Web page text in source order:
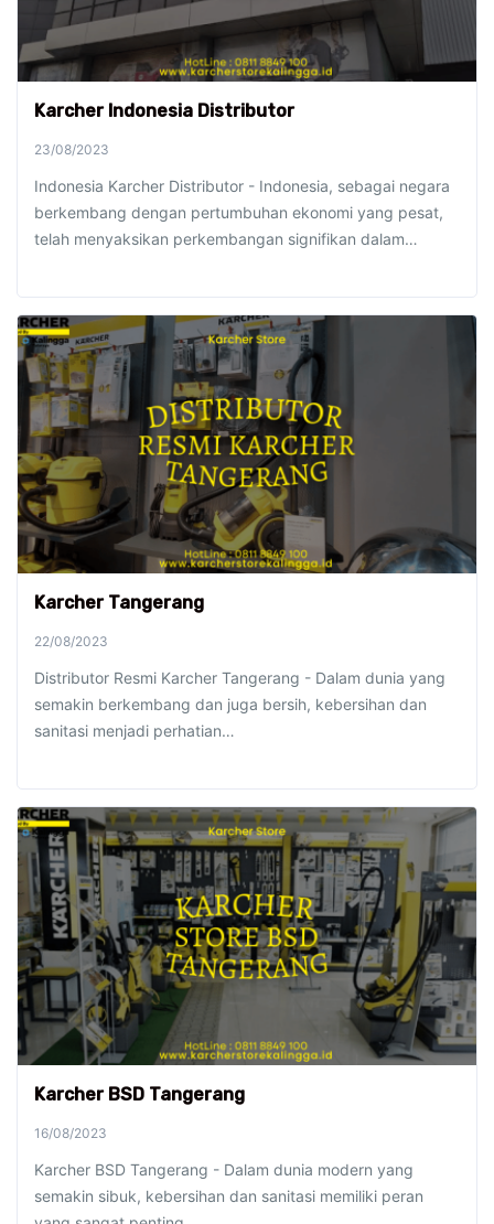
Karcher Indonesia Distributor
23/08/2023
Indonesia Karcher Distributor - Indonesia, sebagai negara
berkembang dengan pertumbuhan ekonomi yang pesat,
telah menyaksikan perkembangan signifikan dalam…
Karcher Tangerang
22/08/2023
Distributor Resmi Karcher Tangerang - Dalam dunia yang
semakin berkembang dan juga bersih, kebersihan dan
sanitasi menjadi perhatian…
Karcher BSD Tangerang
16/08/2023
Karcher BSD Tangerang - Dalam dunia modern yang
semakin sibuk, kebersihan dan sanitasi memiliki peran